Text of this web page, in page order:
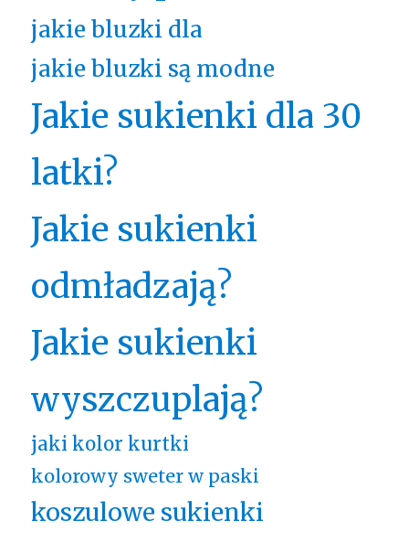
jakie bluzki dla
jakie bluzki są modne
Jakie sukienki dla 30
latki?
Jakie sukienki
odmładzają?
Jakie sukienki
wyszczuplają?
jaki kolor kurtki
kolorowy sweter w paski
koszulowe sukienki